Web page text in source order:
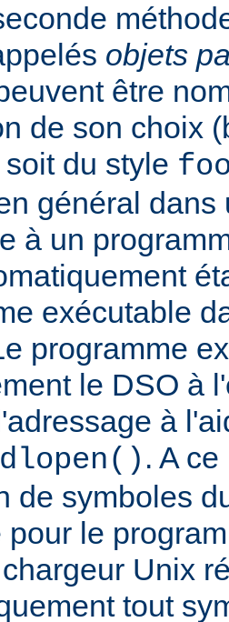
objets
être
de son choix
du style
général dans
à un
exécutable
programme
le DSO à
à
dlopen() . A
de symboles
pour le
Unix
tout